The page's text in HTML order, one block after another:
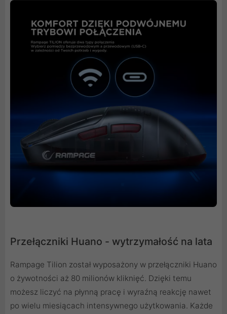
Przełączniki Huano - wytrzymałość na lata
Rampage Tilion został wyposażony w przełączniki Huano
o żywotności aż 80 milionów kliknięć. Dzięki temu
możesz liczyć na płynną pracę i wyraźną reakcję nawet
po wielu miesiącach intensywnego użytkowania. Każde